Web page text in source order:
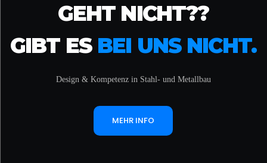
GEHT NICHT??
GIBT ES BEI UNS NICHT.
Design & Kompetenz in Stahl- und Metallbau
MEHR INFO